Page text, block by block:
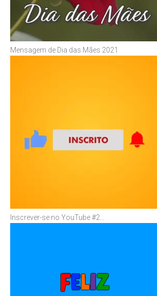
Mensagem de Dia das Mães 2021
Inscrever-se no YouTube #2…